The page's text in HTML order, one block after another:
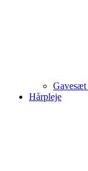
Hårpleje